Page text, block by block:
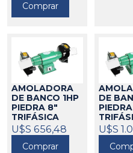
Comprar
AMOLADORA
DE BANCO 1HP
PIEDRA 8"
TRIFÁSICA
220V BARBERO
290018
U$S 656,48
Comprar
DE
290022
U$S